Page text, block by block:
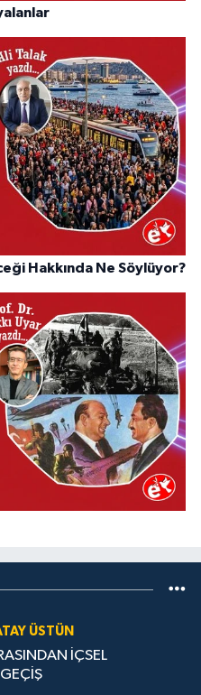
Hakkında Ne Söylüyor?
ÜSTÜN
İÇSEL